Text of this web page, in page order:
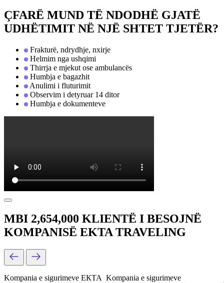
ÇFARË MUND TË NDODHË GJATË
UDHËTIMIT NË NJË SHTET TJETËR?
Frakturë, ndrydhje, nxirje
Helmim nga ushqimi
Thirrja e mjekut ose ambulancës
Humbja e bagazhit
Anulimi i fluturimit
Observim i detyruar 14 ditor
Humbja e dokumenteve
MBI 2,654,000 KLIENTË I BESOJNË
KOMPANISË EKTA TRAVELING
Kompania e sigurimeve ЕКТА Kompania e sigurimeve